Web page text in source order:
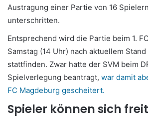
Austragung einer Partie von 16
unterschritten.
Entsprechend wird die Partie beim 1.
Samstag (14 Uhr) nach aktuellem
stattfinden. Zwar hatte der SVM beim
Spielverlegung beantragt, war damit
FC Magdeburg gescheitert.
Spieler können sich